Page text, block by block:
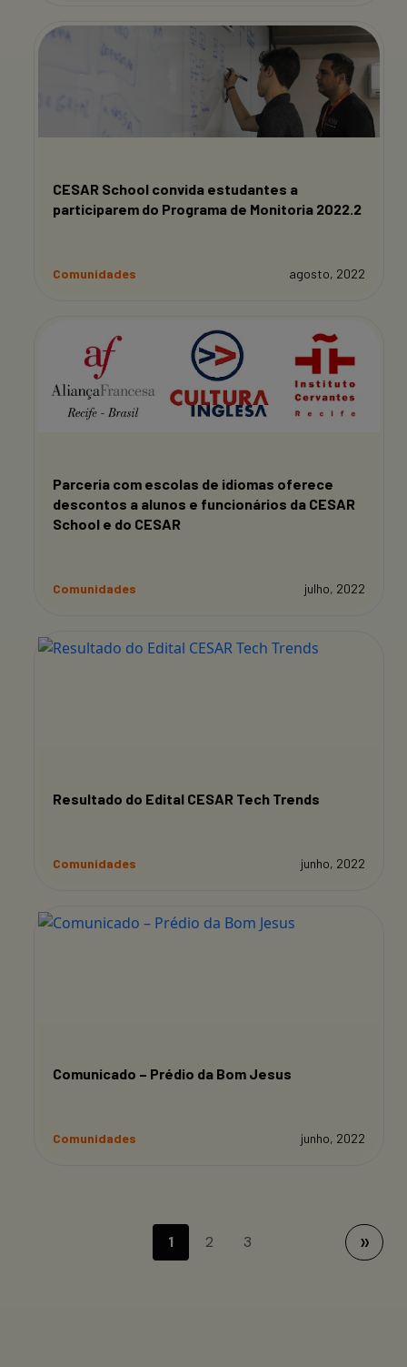
CESAR School convida estudantes a
participarem do Programa de Monitoria 2022.2
Comunidades agosto, 2022
Parceria com escolas de idiomas oferece
descontos a alunos e funcionários da CESAR
School e do CESAR
Comunidades julho, 2022
Resultado do Edital CESAR Tech Trends
Comunidades junho, 2022
Comunicado – Prédio da Bom Jesus
Comunidades junho, 2022
1 2 3
Próximo
»